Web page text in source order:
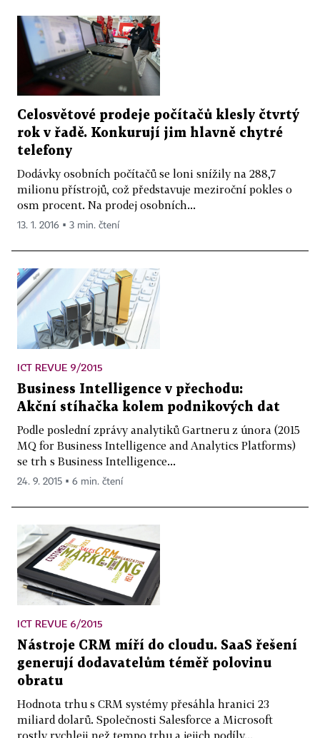
Celosvětové prodeje počítačů klesly čtvrtý
rok v řadě. Konkurují jim hlavně chytré
telefony
Dodávky osobních počítačů se loni snížily na 288,7
milionu přístrojů, což představuje meziroční pokles o
osm procent. Na prodej osobních...
13. 1. 2016 ▪ 3 min. čtení
ICT REVUE 9/2015
Business Intelligence v přechodu:
Akční stíhačka kolem podnikových dat
Podle poslední zprávy analytiků Gartneru z února (2015
MQ for Business Intelligence and Analytics Platforms)
se trh s Business Intelligence...
24. 9. 2015 ▪ 6 min. čtení
ICT REVUE 6/2015
Nástroje CRM míří do cloudu. SaaS řešení
generují dodavatelům téměř polovinu
obratu
Hodnota trhu s CRM systémy přesáhla hranici 23
miliard dolarů. Společnosti Salesforce a Microsoft
rostly rychleji než tempo trhu a jejich podíly...